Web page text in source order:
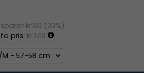
kr.60 (20%)
pris: kr.149